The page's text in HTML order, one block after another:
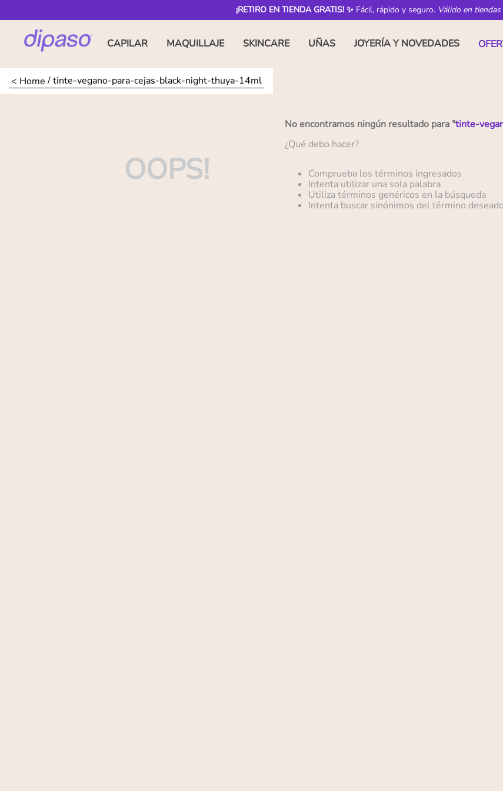
¡RETIRO EN TIENDA GRATIS! ✨ Fácil, rápido y seguro. Válido en tiendas
CAPILAR MAQUILLAJE SKINCARE UÑAS JOYERÍA Y NOVEDADES
tinte-vegano-para-cejas-black-night-thuya-14ml
OOPS!
No encontramos ningún resultado para "tinte-
¿Qué debo hacer?
Comprueba los términos ingresados
Intenta utilizar una sola palabra
Utiliza términos genéricos en la búsqueda
Intenta buscar sinónimos del término deseado